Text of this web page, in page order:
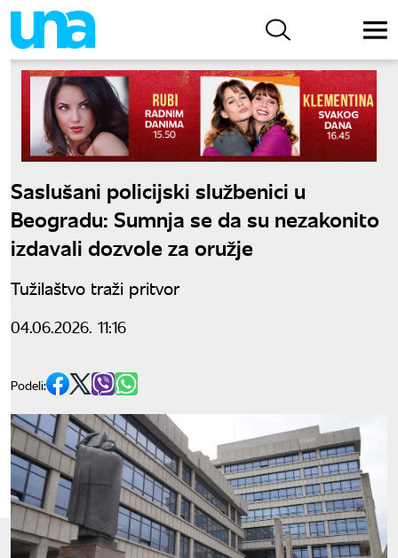
Saslušani policijski službenici u
Beogradu: Sumnja se da su nezakonito
izdavali dozvole za oružje
Tužilaštvo traži pritvor
04.06.2026. 11:16
Podeli: